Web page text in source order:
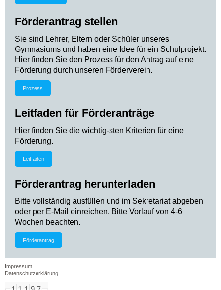
Förderantrag stellen
Sie sind Lehrer, Eltern oder Schüler unseres
Gymnasiums und haben eine Idee für ein Schulprojekt.
Hier finden Sie den Prozess für den Antrag auf eine
Förderung durch unseren Förderverein.
Prozess
Leitfaden für Förderanträge
Hier finden Sie die wichtig-sten Kriterien für eine
Förderung.
Leitfaden
Förderantrag herunterladen
Bitte vollständig ausfüllen und im Sekretariat abgeben
oder per E-Mail einreichen. Bitte Vorlauf von 4-6
Wochen beachten.
Förderantrag
Impressum
Datenschutzerklärung